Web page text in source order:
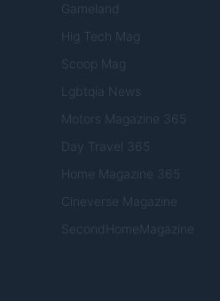
Gameland
Hig Tech Mag
Scoop Mag
Lgbtqia News
Motors Magazine 365
Day Travel 365
Home Magazine 365
Cineverse Magazine
SecondHomeMagazine